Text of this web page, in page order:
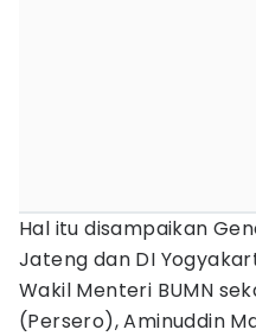
Hal itu disampaikan
Jateng dan DI
Wakil Menteri BUMN
(Persero), Aminuddin